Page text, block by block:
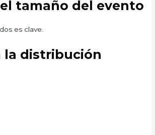
el tamaño del evento
es clave.
la distribución